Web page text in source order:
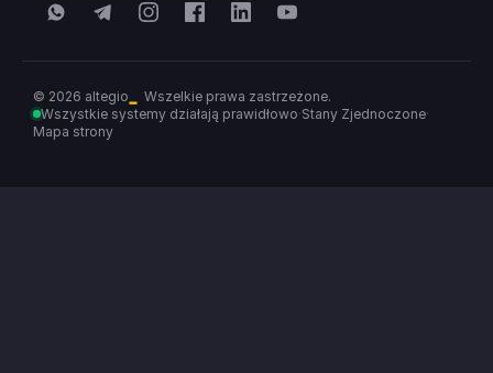
WhatsAppTelegramInstagramFacebookLinkedInYouTube
© 2026 altegio
Wszelkie prawa zastrzeżone.
Wszystkie systemy działają prawidłowo·Stany Zjednoczone·
Mapa strony